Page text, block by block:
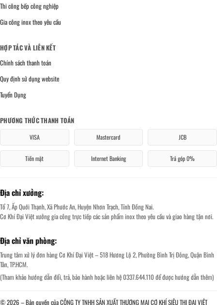
Thi công bếp công nghiệp
Gia công inox theo yêu cầu
HỢP TÁC VÀ LIÊN KẾT
Chính sách thanh toán
Quy định sử dụng website
Tuyển Dụng
PHƯƠNG THỨC THANH TOÁN
VISA Mastercard JCB
Tiền mặt Internet Banking Trả góp 0%
Địa chỉ xưởng:
Tổ 7, Ấp Quới Thạnh, Xã Phước An, Huyện Nhơn Trạch, Tỉnh Đồng Nai.
Cơ Khí Đại Việt xưởng gia công trực tiếp các sản phẩm inox theo yêu cầu và giao hàng tận nơi.
Địa chỉ văn phòng:
Trung tâm xử lý đơn hàng Cơ Khí Đại Việt – 518 Hương Lộ 2, Phường Bình Trị Đông, Quận Bình
Tân, TP.HCM.
(Tham khảo hướng dẫn đổi, trả, bảo hành hoặc liên hệ 0337.644.110 để được hướng dẫn thêm)
© 2026 – Bản quyền của CÔNG TY TNHH SẢN XUẤT THƯƠNG MẠI CƠ KHÍ SIÊU THỊ ĐẠI VIỆT